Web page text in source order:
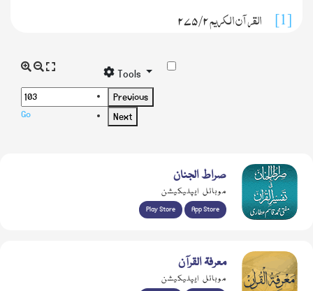
[1] القرآن الکریم۲/ ۲۷۵
Tools
Go
Previous
Next
صراط الجنان
موبائل ایپلیکیشن
Play Store App Store
معرفۃ القرآن
موبائل ایپلیکیشن